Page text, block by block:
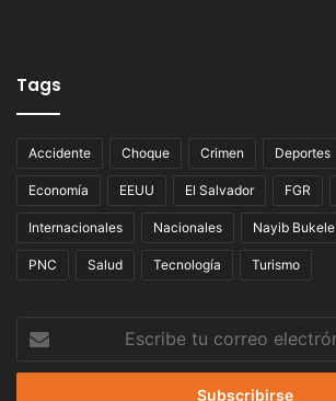
Tags
Accidente Choque Crimen Deportes
Economía EEUU El Salvador FGR
Internacionales Nacionales Nayib Bukele
PNC Salud Tecnología Turismo
correo